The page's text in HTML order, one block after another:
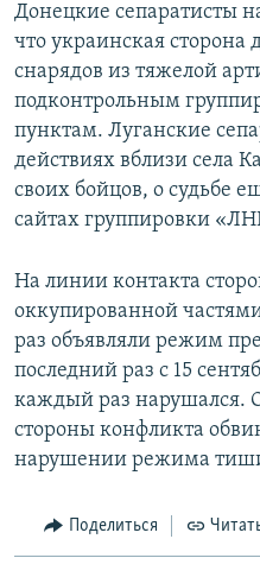
Донецкие сепаратисты
что украинская сторона
снарядов из тяжелой
подконтрольным
пунктам. Луганские
действиях вблизи села
своих бойцов, о судьбе
сайтах группировки
На линии контакта
оккупированной
раз объявляли режим
последний раз с 15
каждый раз нарушался.
стороны конфликта
нарушении режима
Поделиться